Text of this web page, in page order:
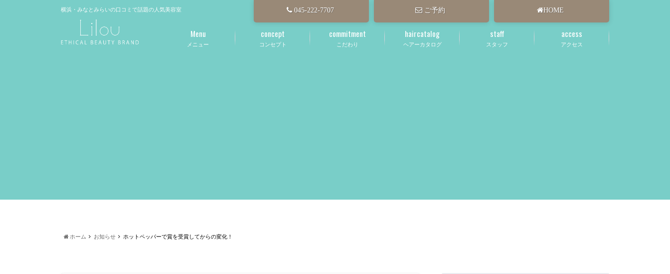
横浜・みなとみらいの口コミで話題の人気美容室 HOME
ご予約
045-222-7707
メニュー
Menu
コンセプト
concept
こだわり
commitment
ヘアーカタログ
haircatalog
スタッフ
staff
アクセス
access
ホーム お知らせ ホットペッパーで賞を受賞してからの変化！